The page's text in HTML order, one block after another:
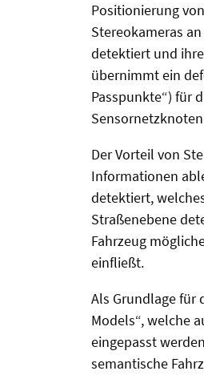
Positionierung
Stereokameras
detektiert und
übernimmt ein
Passpunkte“) für
Der Vorteil von
Informationen
detektiert,
Straßenebene
Fahrzeug
einfließt.
Als Grundlage für
Models“, welche
eingepasst
semantische